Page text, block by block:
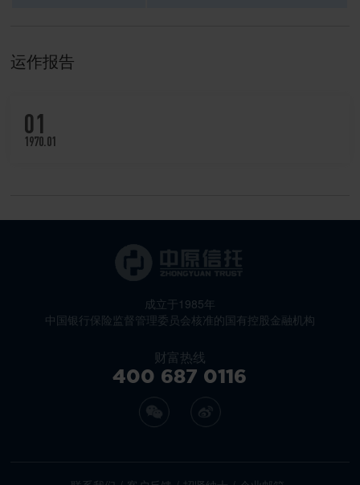
运作报告
01
1970.01
成立于1985年
中国银行保险监督管理委员会核准的国有控股金融机构
财富热线
400 687 0116